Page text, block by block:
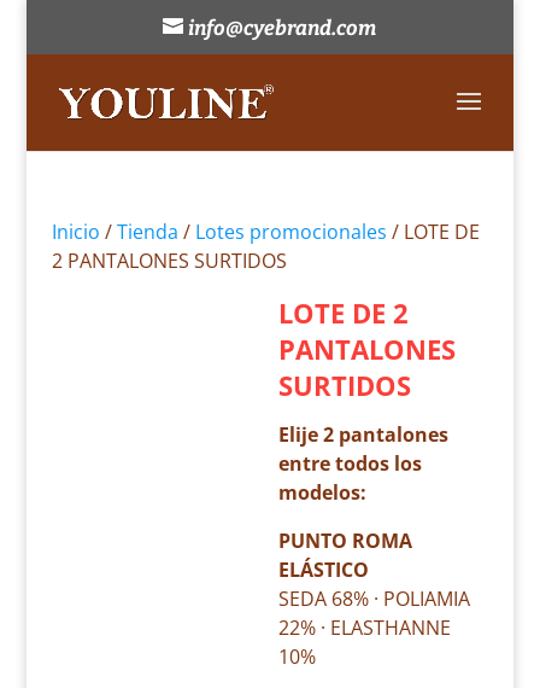
info@cyebrand.com
Inicio /Tienda / Lotes promocionales / LOTE DE
2 PANTALONES SURTIDOS
LOTE DE 2
PANTALONES
SURTIDOS
Elije 2 pantalones
entre todos los
modelos:
PUNTO ROMA
ELÁSTICO
SEDA 68% · POLIAMIA
22% · ELASTHANNE
10%